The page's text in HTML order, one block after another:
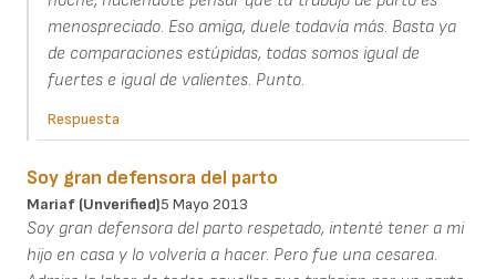
menospreciado. Eso amiga, duele todavía más. Basta ya
de comparaciones estúpidas, todas somos igual de
fuertes e igual de valientes. Punto.
Respuesta
Soy gran defensora del parto
Mariaf (unverified)5 Mayo 2013
Soy gran defensora del parto respetado, intenté tener a mi
hijo en casa y lo volvería a hacer. Pero fue una cesarea.